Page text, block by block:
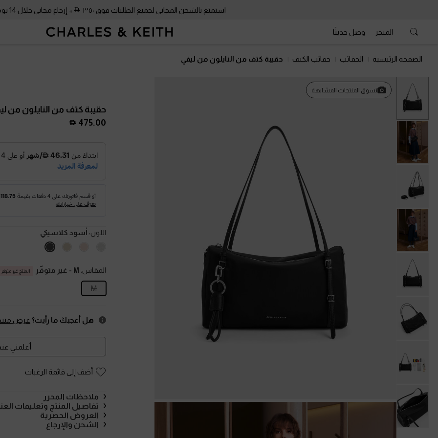
استمتع بالشحن المجاني لجميع الطلبات فوق ٣٥٠ + إرجاع مجاني خلال 14 يومًا!
المتجر وصل حديثًا
الصفحة الرئيسية الحقائب حقائب الكتف حقيبة كتف من النايلون من ليفي
السابق تسوق المنتجات المشابهة
حقيبة كتف من النايلون من
475.00
اللون: أسود كلاسيكي
المقاس: M - غير متوفّر المنتج غير متوفر
M
هل أعجبكَ ما رأيت؟ عرض
أعلمني
أضف إلى قائمة الرغبات
ملاحظات المحرر
تفاصيل المنتج وتعليمات
العروض الحصرية
الشحن والإرجاع